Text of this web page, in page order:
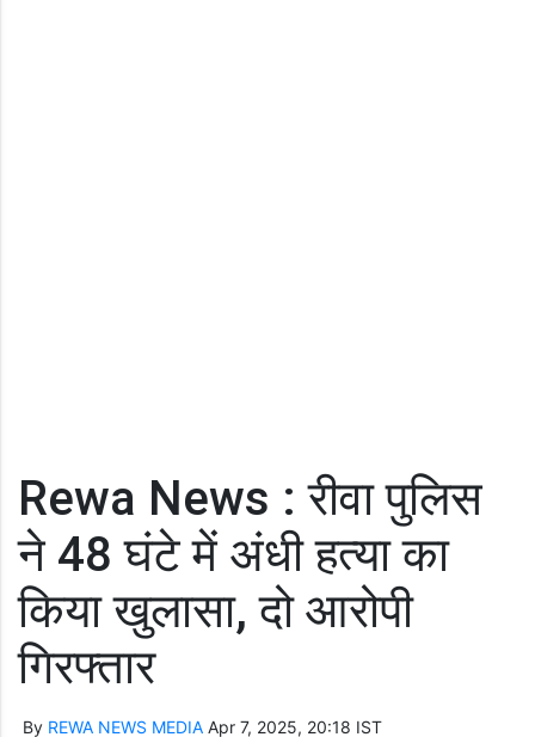
Rewa News : रीवा पुलिस
ने 48 घंटे में अंधी हत्या का
किया खुलासा, दो आरोपी
गिरफ्तार
By REWA NEWS MEDIA Apr 7, 2025, 20:18 IST